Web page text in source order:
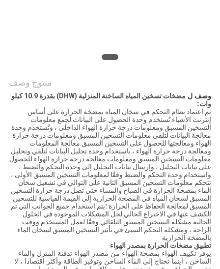
منتوج وصف
وصف ل
مضخات تسخين المياه الساخنة المنزلية (DHW) بقدرة 10.9 كيلو
وات:
تم اعتماد نظام التحكم في سخان المياه بمضخة الحرارة على أساس
إنترنت الأشياء.تُستخدم وحدة الحصول على البيانات لجمع معلومات
التسخين المسبق ومعلومات درجة حرارة الهواء الداخلي ، وتُستخدم وحدة
معالجة البيانات لتلقي معلومات التسخين المسبق ومعلومات درجة حرارة
الهواء ومعالجتها للحصول على التسخين المسبق.معالجة المعلومات
ومعالجة درجة حرارة الهواء ، باستخدام وحدة تحليل البيانات لتلقي وتحليل
معلومات التسخين المسبق ومعلومات معالجة درجة حرارة الهواء للحصول
على بيانات التحليل ، وإرسال بيانات التحليل إلى وحدة التحكم والضبط ،
واستخدام وحدة التحكم والضبط وفقًا لمعلومات التسخين المسبق الأولى ،
تتحكم معلومات التسخين المسبق الثانية على التوالي في تشغيل سخان
الماء بمضخة الحرارة في الصباح والمساء حتى تصل درجة حرارة التسخين
المسبق لسخان المياه في المضخة الحرارية إلى القيمة القياسية للتسخين
المسبق لمعالجة الحفاظ على الحرارة ؛يتم استخدام جميع الجوانب التي تم
الكشف عنها في الاختراع الحالي لحل المشكلات الموجودة في الحلول
الحالية مشكلة التسخين المسبق التلقائي وفقًا لعمل المستخدم ووقت
الراحة ، ومشكلة التحكم السيئ في تأثير التسخين المسبق لسخان الماء
بالمضخة الحرارية
تطبيق مضخات الحرارة بمصدر الهواء
يوفر تكييف الهواء بمضخة الهواء من مصدر الهواء تدفئة المنزل والماء
الساخن ، أينما تحتاج إلى الماء الساخن وتوفير الطاقة وأكثر اقتصادا ، لا